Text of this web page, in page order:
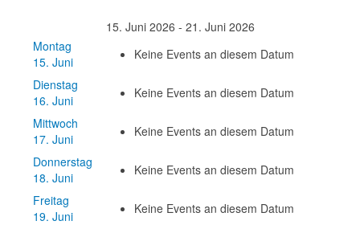
15. Juni 2026 - 21. Juni 2026
Montag
15. Juni
Keine Events an diesem Datum
Dienstag
16. Juni
Keine Events an diesem Datum
Mittwoch
17. Juni
Keine Events an diesem Datum
Donnerstag
18. Juni
Keine Events an diesem Datum
Freitag
19. Juni
Keine Events an diesem Datum